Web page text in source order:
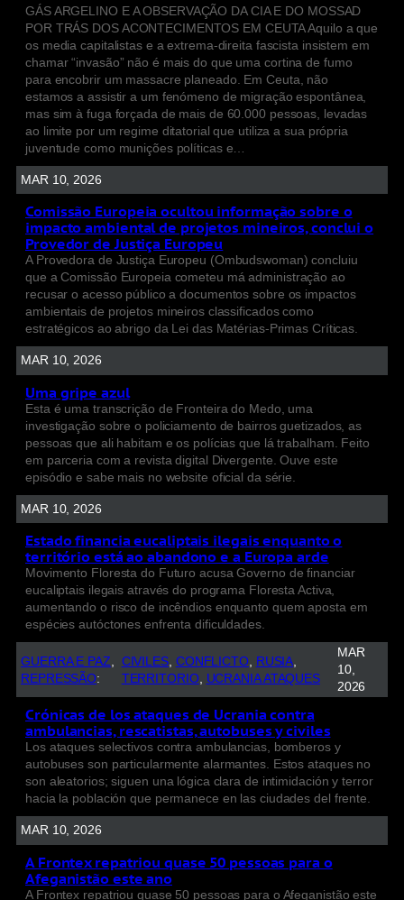
GÁS ARGELINO E A OBSERVAÇÃO DA CIA E DO MOSSAD
POR TRÁS DOS ACONTECIMENTOS EM CEUTA Aquilo a que
os media capitalistas e a extrema-direita fascista insistem em
chamar “invasão” não é mais do que uma cortina de fumo
para encobrir um massacre planeado. Em Ceuta, não
estamos a assistir a um fenómeno de migração espontânea,
mas sim à fuga forçada de mais de 60.000 pessoas, levadas
ao limite por um regime ditatorial que utiliza a sua própria
juventude como munições políticas e…
MAR 10, 2026
Comissão Europeia ocultou informação sobre o
impacto ambiental de projetos mineiros, conclui o
Provedor de Justiça Europeu
A Provedora de Justiça Europeu (Ombudswoman) concluiu
que a Comissão Europeia cometeu má administração ao
recusar o acesso público a documentos sobre os impactos
ambientais de projetos mineiros classificados como
estratégicos ao abrigo da Lei das Matérias-Primas Críticas.
MAR 10, 2026
Uma gripe azul
Esta é uma transcrição de Fronteira do Medo, uma
investigação sobre o policiamento de bairros guetizados, as
pessoas que ali habitam e os polícias que lá trabalham. Feito
em parceria com a revista digital Divergente. Ouve este
episódio e sabe mais no website oficial da série.
MAR 10, 2026
Estado financia eucaliptais ilegais enquanto o
território está ao abandono e a Europa arde
Movimento Floresta do Futuro acusa Governo de financiar
eucaliptais ilegais através do programa Floresta Activa,
aumentando o risco de incêndios enquanto quem aposta em
espécies autóctones enfrenta dificuldades.
GUERRA E PAZ
REPRESSÃO:
CIVILES CONFLICTO, RUSIA
TERRITORIO, UCRANIA ATAQUES
MAR
10,
2026
Crónicas de los ataques de Ucrania contra
ambulancias, rescatistas, autobuses y civiles
Los ataques selectivos contra ambulancias, bomberos y
autobuses son particularmente alarmantes. Estos ataques no
son aleatorios; siguen una lógica clara de intimidación y terror
hacia la población que permanece en las ciudades del frente.
MAR 10, 2026
A Frontex repatriou quase 50 pessoas para o
Afeganistão este ano
A Frontex repatriou quase 50 pessoas para o Afeganistão este